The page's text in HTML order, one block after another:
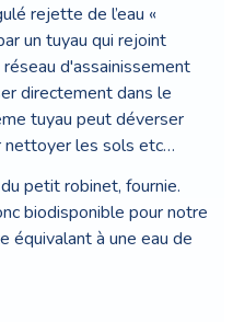
rejette de l’eau «
un tuyau qui rejoint
réseau d'assainissement
directement dans le
tuyau peut déverser
nettoyer les sols etc…
petit robinet, fournie.
biodisponible pour notre
équivalant à une eau de